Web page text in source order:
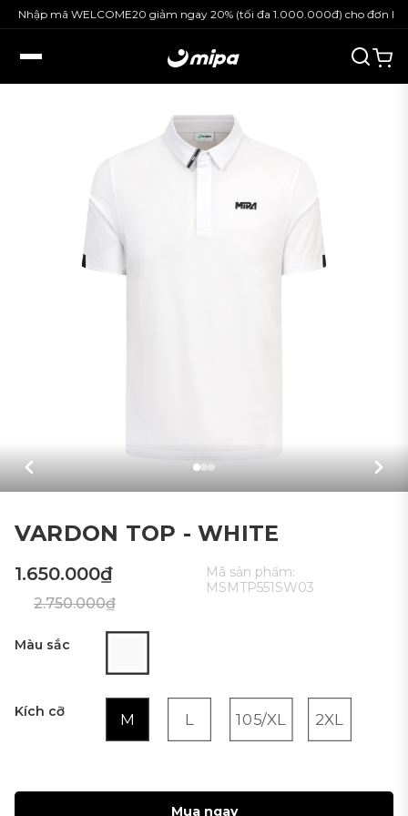
Nhập mã WELCOME20 giảm ngay 20% (tối đa 1.000.000đ) cho đơn
VARDON TOP - WHITE
1.650.000₫
2.750.000₫
Mã sản phẩm:
MSMTP551SW03
Màu sắc
Kích cỡ M L 105/XL 2XL
Mua ngay